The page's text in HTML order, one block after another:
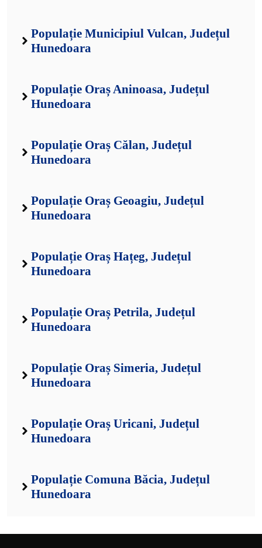
Populație Municipiul Vulcan, Județul
Hunedoara
Populație Oraș Aninoasa, Județul
Hunedoara
Populație Oraș Călan, Județul
Hunedoara
Populație Oraș Geoagiu, Județul
Hunedoara
Populație Oraș Hațeg, Județul
Hunedoara
Populație Oraș Petrila, Județul
Hunedoara
Populație Oraș Simeria, Județul
Hunedoara
Populație Oraș Uricani, Județul
Hunedoara
Populație Comuna Băcia, Județul
Hunedoara